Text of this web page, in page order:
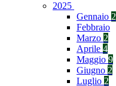
2025
Gennaio 2
Febbraio
Marzo 2
Aprile 4
Maggio 9
Giugno 2
Luglio 2